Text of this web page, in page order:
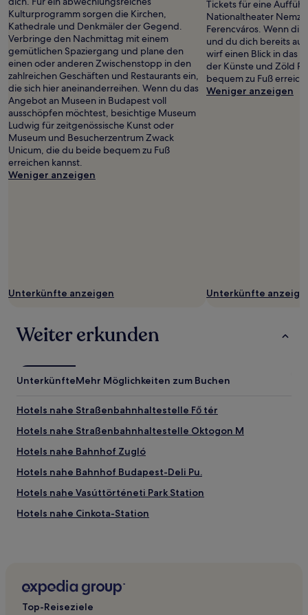
Kulturprogramm sorgen die Kirchen,
Kathedrale und Denkmäler der Gegend.
Verbringe den Nachmittag mit einem
gemütlichen Spaziergang und plane den
einen oder anderen Zwischenstopp in den
zahlreichen Geschäften und Restaurants ein,
die sich hier aneinanderreihen. Wenn du das
Angebot an Museen in Budapest voll
ausschöpfen möchtest, besichtige Museum
Ludwig für zeitgenössische Kunst oder
Museum und Besucherzentrum Zwack
Unicum, die du beide bequem zu Fuß
erreichen kannst.
Weniger anzeigen
Unterkünfte anzeigen
Tickets für eine
Nationaltheater
Ferencváros. Wenn dir
und du dich bereits
wirf einen Blick in das
der Künste und Zöld
bequem zu Fuß
Weniger anzeigen
Unterkünfte
Weiter erkunden
UnterkünfteMehr Möglichkeiten zum Buchen
Hotels nahe Straßenbahnhaltestelle Fő tér
Hotels nahe Straßenbahnhaltestelle Oktogon M
Hotels nahe Bahnhof Zugló
Hotels nahe Bahnhof Budapest-Deli Pu.
Hotels nahe Vasúttörténeti Park Station
Hotels nahe Cinkota-Station
Margit híd
Hotels nahe Hűvösvölgy-Station
Top-Reiseziele